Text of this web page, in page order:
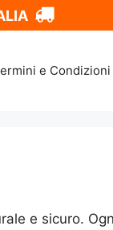
e Condizioni
e sicuro.